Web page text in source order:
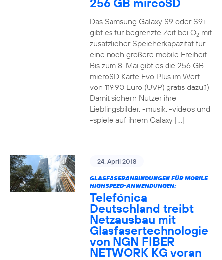
256 GB mircoSD
Das Samsung Galaxy S9 oder S9+
gibt es für begrenzte Zeit bei O2mit
zusätzlicher Speicherkapazität für
eine noch größere mobile Freiheit.
Bis zum 8. Mai gibt es die 256 GB
microSD Karte Evo Plus im Wert
von 119,90 Euro (UVP) gratis dazu.1)
Damit sichern Nutzer ihre
Lieblingsbilder, -musik, -videos und
-spiele auf ihrem Galaxy […]
24. April 2018
GLASFASERANBINDUNGEN FÜR MOBILE
HIGHSPEED-ANWENDUNGEN:
Telefónica
Deutschland treibt
Netzausbau mit
Glasfasertechnologie
von NGN FIBER
NETWORK KG voran